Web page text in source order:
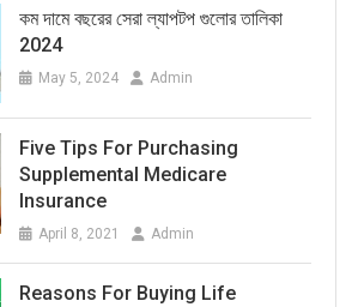
কম দামে বছরের সেরা ল্যাপটপ গুলোর তালিকা
2024
May 5, 2024 Admin
Five Tips For Purchasing
Supplemental Medicare
Insurance
April 8, 2021 Admin
Reasons For Buying Life